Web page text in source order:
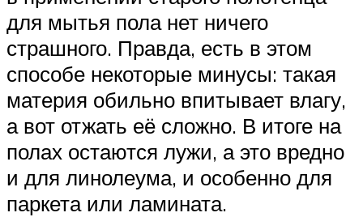
для мытья пола нет ничего
страшного. Правда, есть в этом
способе некоторые минусы: такая
материя обильно впитывает влагу,
а вот отжать её сложно. В итоге на
полах остаются лужи, а это вредно
и для линолеума, и особенно для
паркета или ламината.